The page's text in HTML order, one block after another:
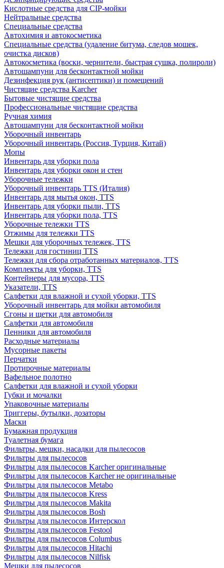
Кислотные средства для CIP-мойки
Нейтральные средства
Специальные средства
Автохимия и автокосметика
Специальные средства (удаление битума, следов мошек,
очистка дисков)
Автокосметика (воски, чернители, быстрая сушка, полироли)
Автошампуни для бесконтактной мойки
Дезинфекция рук (антисептики) и помещений
Чистящие средства Karcher
Бытовые чистящие средства
Профессиональные чистящие средства
Ручная химия
Автошампуни для бесконтактной мойки
Уборочный инвентарь
Уборочный инвентарь (Россия, Турция, Китай)
Мопы
Инвентарь для уборки пола
Инвентарь для уборки окон и стен
Уборочные тележки
Уборочный инвентарь TTS (Италия)
Инвентарь для мытья окон, TTS
Инвентарь для уборки пыли, TTS
Инвентарь для уборки пола, TTS
Уборочные тележки TTS
Отжимы для тележки TTS
Мешки для уборочных тележек, TTS
Тележки для гостиниц TTS
Тележки для сбора отработанных материалов, TTS
Комплекты для уборки, TTS
Контейнеры для мусора, TTS
Указатели, TTS
Салфетки для влажной и сухой уборки, TTS
Уборочный инвентарь для мойки автомобиля
Сгоны и щетки для автомобиля
Салфетки для автомобиля
Пенники для автомобиля
Расходные материалы
Мусорные пакеты
Перчатки
Протирочные материалы
Вафельное полотно
Салфетки для влажной и сухой уборки
Губки и мочалки
Упаковочные материалы
Триггеры, бутылки, дозаторы
Маски
Бумажная продукция
Туалетная бумага
Фильтры, мешки, насадки для пылесосов
Фильтры для пылесосов
Фильтры для пылесосов Karcher оригинальные
Фильтры для пылесосов Karcher не оригинальные
Фильтры для пылесосов Metabo
Фильтры для пылесосов Kress
Фильтры для пылесосов Makita
Фильтры для пылесосов Bosh
Фильтры для пылесосов Интерскол
Фильтры для пылесосов Festool
Фильтры для пылесосов Columbus
Фильтры для пылесосов Hitachi
Фильтры для пылесосов Nilfisk
Мешки для пылесосов